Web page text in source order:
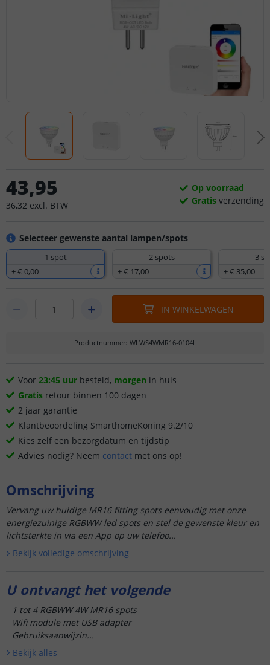
Selecteer gewenste aantal lampen/spots
1 spot
+€ 0,00
2 spots
+€ 17,00
3
+€ 35,00
43,95
36,32 excl. BTW
Op voorraad
Gratis verzending
IN WINKELWAGEN
Productnummer: WLWS4WMR16-0104L
Voor 23:45 uur besteld, morgen in huis
Gratis retour binnen 100 dagen
2 jaar garantie
Klantbeoordeling SmarthomeKoning 9.2/10
Kies zelf een bezorgdatum en tijdstip
Advies nodig? Neem contact met ons op!
Omschrijving
Vervang uw huidige MR16 fitting spots eenvoudig met onze
energiezuinige RGBWW led spots en stel de gewenste kleur en
lichtsterkte in via een App op uw telefoo...
Bekijk volledige omschrijving
U ontvangt het volgende
1 tot 4 RGBWW 4W MR16 spots
Wifi module met USB adapter
Gebruiksaanwijzin...
Bekijk alles